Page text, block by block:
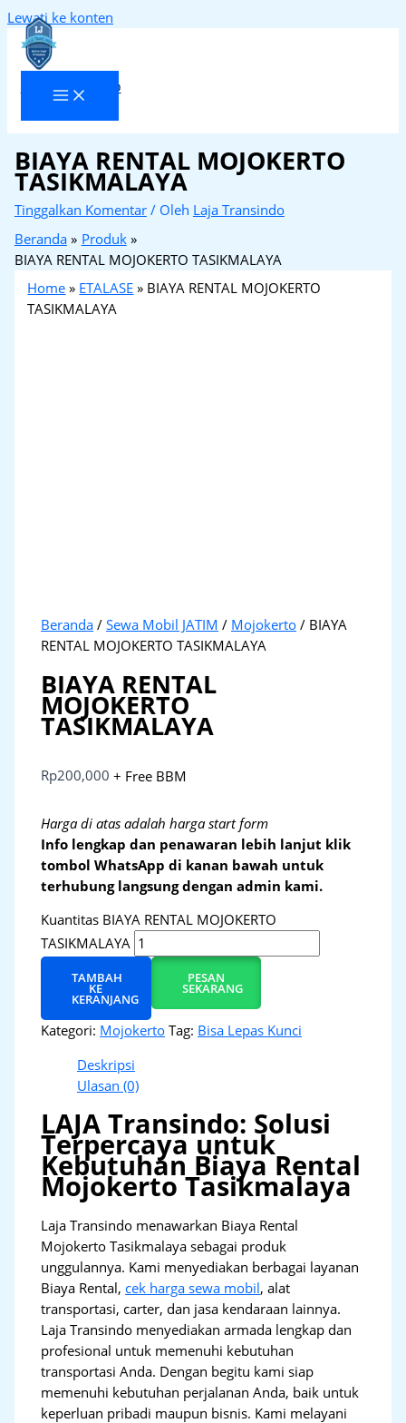
Lewati ke konten
Laja Transindo
BIAYA RENTAL MOJOKERTO
TASIKMALAYA
Tinggalkan Komentar / Oleh Laja Transindo
Beranda
Produk
BIAYA RENTAL MOJOKERTO TASIKMALAYA
Home » ETALASE » BIAYA RENTAL MOJOKERTO
TASIKMALAYA
Beranda /Sewa Mobil JATIM / Mojokerto / BIAYA
RENTAL MOJOKERTO TASIKMALAYA
BIAYA RENTAL
MOJOKERTO
TASIKMALAYA
Rp200,000 + Free BBM
Harga di atas adalah harga start form
Info lengkap dan penawaran lebih lanjut klik
tombol WhatsApp di kanan bawah untuk
terhubung langsung dengan admin kami.
Kuantitas BIAYA RENTAL MOJOKERTO
TASIKMALAYA
TAMBAH
KE
KERANJANG
PESAN
SEKARANG
Kategori: Mojokerto Tag: Bisa Lepas Kunci
Deskripsi
Ulasan (0)
LAJA Transindo: Solusi
Terpercaya untuk
Kebutuhan Biaya Rental
Mojokerto Tasikmalaya
Laja Transindo menawarkan Biaya Rental
Mojokerto Tasikmalaya sebagai produk
unggulannya. Kami menyediakan berbagai layanan
Biaya Rental, cek harga sewa mobil, alat
transportasi, carter, dan jasa kendaraan lainnya.
Laja Transindo menyediakan armada lengkap dan
profesional untuk memenuhi kebutuhan
transportasi Anda. Dengan begitu kami siap
memenuhi kebutuhan perjalanan Anda, baik untuk
keperluan pribadi maupun bisnis. Kami melayani